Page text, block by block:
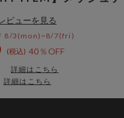
ビューを見る
8/3(mon)~8/7(fri)
40％OFF
詳細はこちら
詳細はこちら